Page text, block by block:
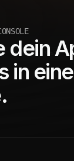
dein
in